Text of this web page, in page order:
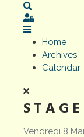
Sign In
Home
Archives
Calendar
Vendredi 8